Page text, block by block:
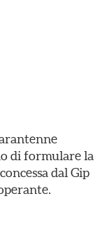
di formulare la
dal Gip